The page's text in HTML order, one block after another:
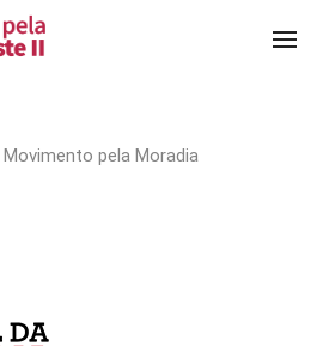
Movimento pela Moradia